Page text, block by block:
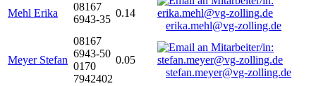
Mehl Erika
08167
6943-35
0.14
erika.mehl@vg-zolling.de
Meyer Stefan
08167
6943-50
0170
7942402
0.05
stefan.meyer@vg-zolling.de